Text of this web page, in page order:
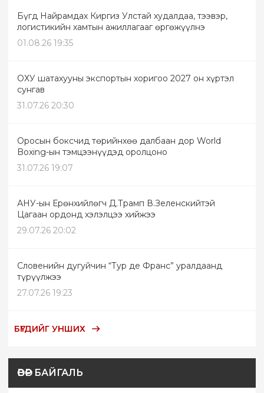
Бүгд Найрамдах Киргиз Улстай худалдаа, тээвэр,
логистикийн хамтын ажиллагааг өргөжүүлнэ
01.08.26 19:35
ОХУ шатахууны экспортын хоригоо 2027 он хүртэл
сунгав
31.07.26 20:30
Оросын боксчид төрийнхөө далбаан дор World
Boxing-ын тэмцээнүүдэд оролцоно
31.07.26 19:07
АНУ-ын Ерөнхийлөгч Д.Трамп В.Зеленскийтэй
Цагаан ордонд хэлэлцээ хийжээ
29.07.26 20:02
Словенийн дугуйчин “Тур де Франс” уралдаанд
түрүүлжээ
27.07.26 19:23
БҮГДИЙГ УНШИХ
ӨВӨР БАЙГАЛЬ